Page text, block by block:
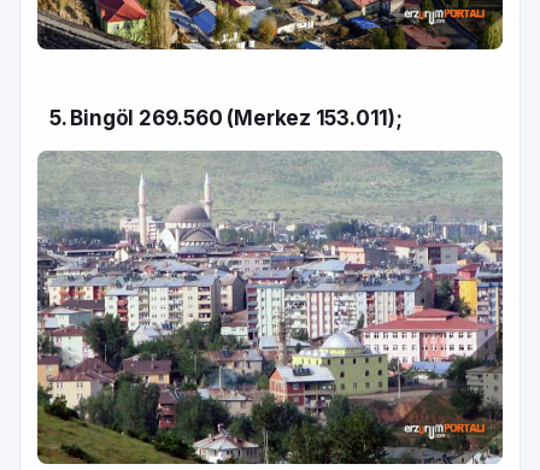
5. Bingöl 269.560 (Merkez 153.011);